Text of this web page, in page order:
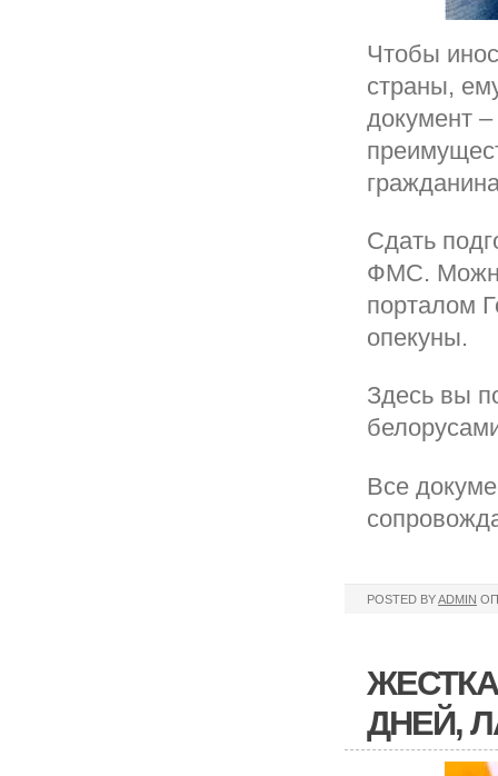
Чтобы
страны,
документ
Сдать
ФМС. Можно
порталом
опекуны.
Здесь вы
Все
POSTED BYADMIN
ДНЕЙ,